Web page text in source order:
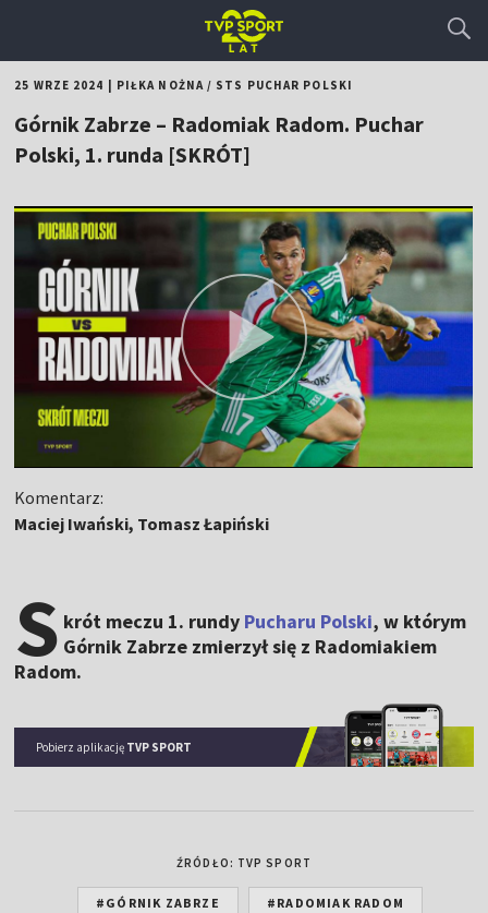
25 WRZE 2024 PIŁKA NOŻNA/ STS PUCHAR POLSKI
Górnik Zabrze – Radomiak Radom. Puchar
Polski, 1. runda [SKRÓT]
Komentarz:
Maciej Iwański, Tomasz Łapiński
S krót meczu 1. rundy Pucharu Polski, w którym
Górnik Zabrze zmierzył się z Radomiakiem
Radom.
Pobierz aplikację TVP SPORT
ŹRÓDŁO: TVP SPORT
#GÓRNIK ZABRZE #RADOMIAK RADOM